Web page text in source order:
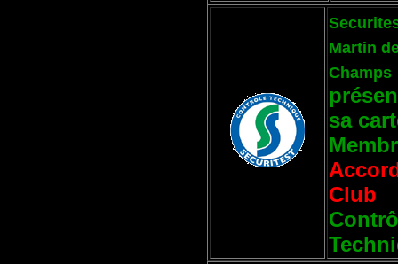
Martin
Champs
sa
Club